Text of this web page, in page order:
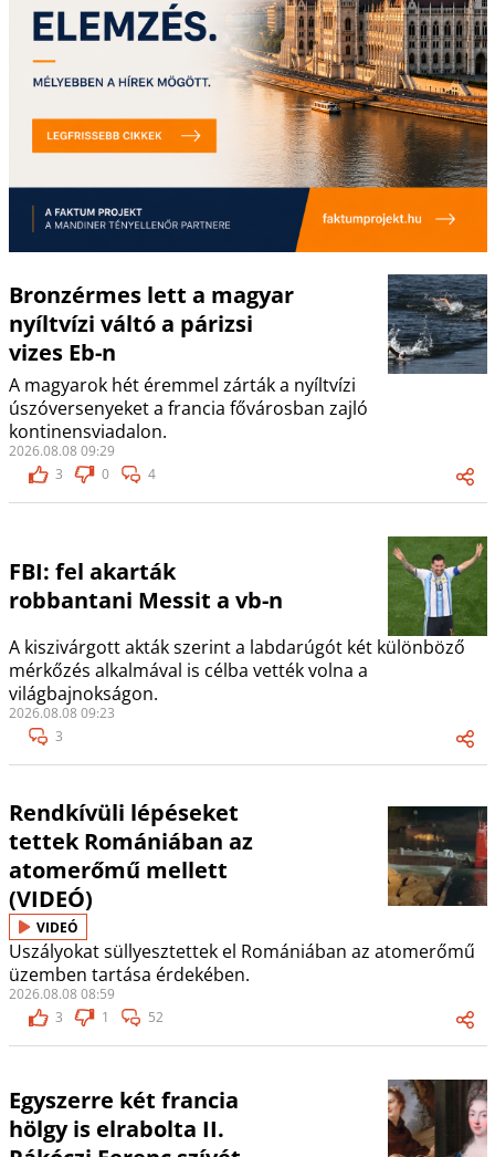
Bronzérmes lett a magyar
nyíltvízi váltó a párizsi
vizes Eb-n
A magyarok hét éremmel zárták a nyíltvízi
úszóversenyeket a francia fővárosban zajló
kontinensviadalon.
2026.08.08 09:29
3
0 4
FBI: fel akarták
robbantani Messit a vb-n
A kiszivárgott akták szerint a labdarúgót két különböző
mérkőzés alkalmával is célba vették volna a
világbajnokságon.
2026.08.08 09:23
3
Rendkívüli lépéseket
tettek Romániában az
atomerőmű mellett
(VIDEÓ)
VIDEÓ
Uszályokat süllyesztettek el Romániában az atomerőmű
üzemben tartása érdekében.
2026.08.08 08:59
3
1 52
Egyszerre két francia
hölgy is elrabolta II.